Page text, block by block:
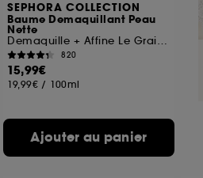
SEPHORA COLLECTION
Baume Demaquillant Peau
Nette
Demaquille + Affine Le Grain De Peau
820
15,99€
19,99€ / 100ml
Ajouter au panier